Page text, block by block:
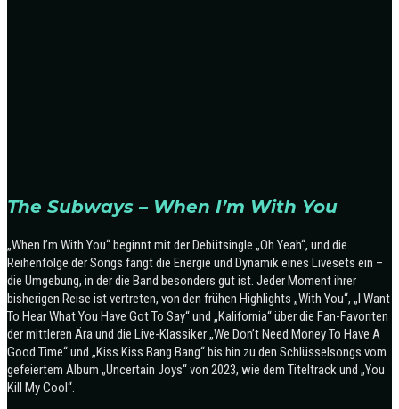
The Subways – When I’m With You
„When I’m With You“ beginnt mit der Debütsingle „Oh Yeah“, und die
Reihenfolge der Songs fängt die Energie und Dynamik eines Livesets ein –
die Umgebung, in der die Band besonders gut ist. Jeder Moment ihrer
bisherigen Reise ist vertreten, von den frühen Highlights „With You“, „I Want
To Hear What You Have Got To Say“ und „Kalifornia“ über die Fan-Favoriten
der mittleren Ära und die Live-Klassiker „We Don’t Need Money To Have A
Good Time“ und „Kiss Kiss Bang Bang“ bis hin zu den Schlüsselsongs vom
gefeiertem Album „Uncertain Joys“ von 2023, wie dem Titeltrack und „You
Kill My Cool“.